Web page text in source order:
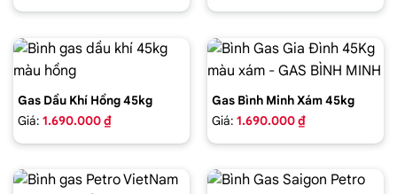
Gas Dầu Khí Hồng 45kg
Giá: 1.690.000 ₫
Gas Bình Minh Xám 45kg
Giá: 1.690.000 ₫